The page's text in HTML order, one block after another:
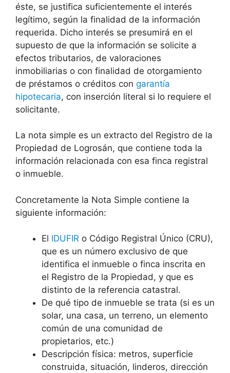
éste, se justifica suficientemente el interés
legítimo, según la finalidad de la información
requerida. Dicho interés se presumirá en el
supuesto de que la información se solicite a
efectos tributarios, de valoraciones
inmobiliarias o con finalidad de otorgamiento
de préstamos o créditos con garantía
hipotecaria, con inserción literal si lo requiere el
solicitante.
La nota simple es un extracto del Registro de la
Propiedad de Logrosán, que contiene toda la
información relacionada con esa finca registral
o inmueble.
Concretamente la Nota Simple contiene la
siguiente información:
El IDUFIR o Código Registral Único (CRU),
que es un número exclusivo de que
identifica el inmueble o finca inscrita en
el Registro de la Propiedad, y que es
distinto de la referencia catastral.
De qué tipo de inmueble se trata (si es un
solar, una casa, un terreno, un elemento
común de una comunidad de
propietarios, etc.)
Descripción física: metros, superficie
construida, situación, linderos, dirección